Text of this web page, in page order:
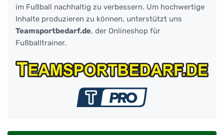
im Fußball nachhaltig zu verbessern. Um hochwertige
Inhalte produzieren zu können, unterstützt uns
Teamsportbedarf.de, der Onlineshop für
Fußballtrainer.